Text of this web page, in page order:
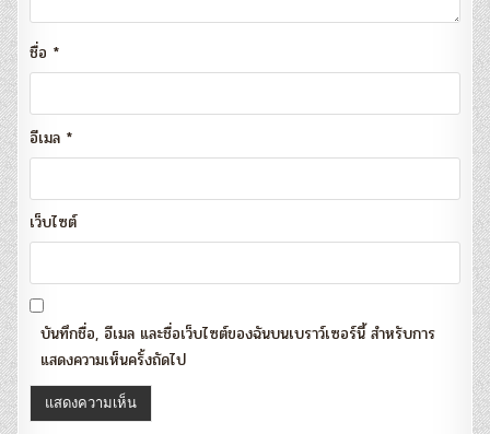
ชื่อ *
อีเมล *
เว็บไซต์
บันทึกชื่อ, อีเมล และชื่อเว็บไซต์ของฉันบนเบราว์เซอร์นี้ สำหรับการ
แสดงความเห็นครั้งถัดไป